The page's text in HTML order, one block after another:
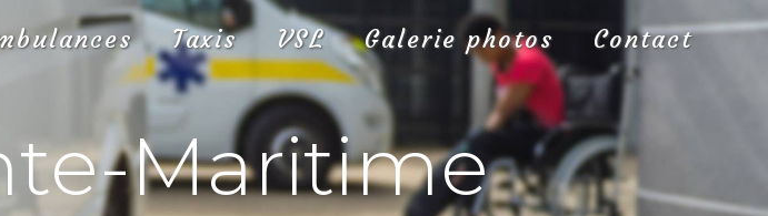
Taxis VSL Galerie photos Contact
Maritime